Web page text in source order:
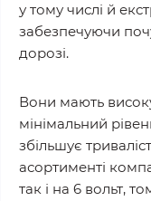
у тому числі й
забезпечуючи
дорозі.
Вони мають
мінімальний
збільшує
асортименті
так і на 6 вольт,